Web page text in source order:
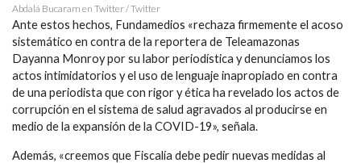
Abdalá Bucaram en Twitter / Twitter
Ante estos hechos, Fundamedios «rechaza firmemente el acoso
sistemático en contra de la reportera de Teleamazonas
Dayanna Monroy por su labor periodística y denunciamos los
actos intimidatorios y el uso de lenguaje inapropiado en contra
de una periodista que con rigor y ética ha revelado los actos de
corrupción en el sistema de salud agravados al producirse en
medio de la expansión de la COVID-19», señala.
Además, «creemos que Fiscalía debe pedir nuevas medidas al